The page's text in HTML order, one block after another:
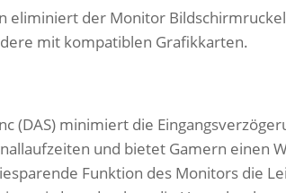
eliminiert der Monitor
mit kompatiblen Grafikkarten.
(DAS) minimiert die
und bietet Gamern einen
Funktion des Monitors die